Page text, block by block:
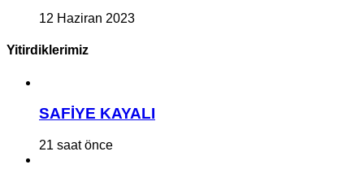
12 Haziran 2023
Yitirdiklerimiz
SAFİYE KAYALI
21 saat önce